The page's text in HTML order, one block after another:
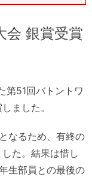
会 銀賞受賞
第51回バトントワ
ました。
なるため、有終の
た。結果は惜し
生部員との最後の